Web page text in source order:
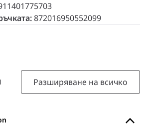
872016950552099
Разширяване на всичко